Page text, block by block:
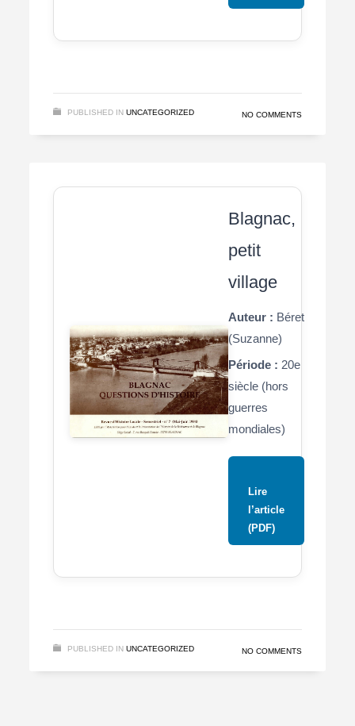
PUBLISHED IN UNCATEGORIZED NO COMMENTS
Blagnac,
petit
village
Auteur : Béret
(Suzanne)
Période : 20e
siècle (hors
guerres
mondiales)
Lire
l’article
(PDF)
PUBLISHED IN UNCATEGORIZED NO COMMENTS